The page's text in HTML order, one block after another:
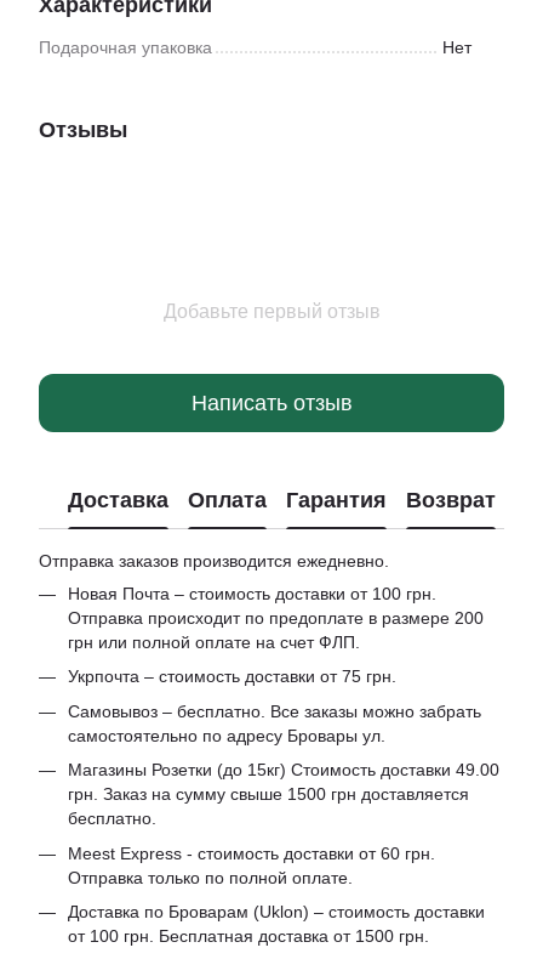
Характеристики
Подарочная упаковка Нет
Отзывы
Добавьте первый отзыв
Написать отзыв
Доставка Оплата Гарантия Возврат
Отправка заказов производится ежедневно.
Новая Почта – стоимость доставки от 100 грн.
Отправка происходит по предоплате в размере 200
грн или полной оплате на счет ФЛП.
Укрпочта – стоимость доставки от 75 грн.
Самовывоз – бесплатно. Все заказы можно забрать
самостоятельно по адресу Бровары ул.
Магазины Розетки (до 15кг) Стоимость доставки 49.00
грн. Заказ на сумму свыше 1500 грн доставляется
бесплатно.
Meest Express - стоимость доставки от 60 грн.
Отправка только по полной оплате.
Доставка по Броварам (Uklon) – стоимость доставки
от 100 грн. Бесплатная доставка от 1500 грн.